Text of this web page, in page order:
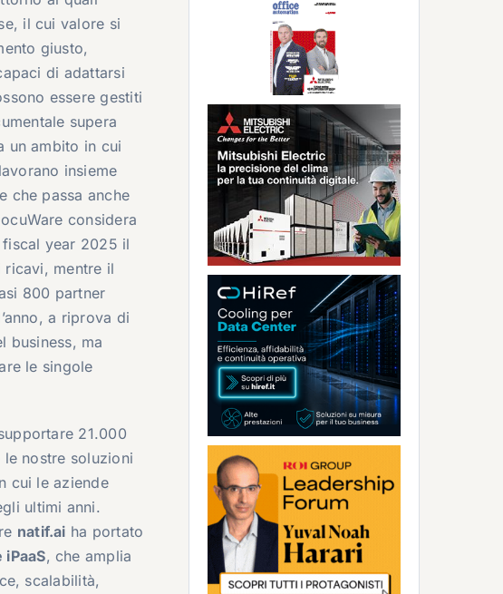
il cui valore si
giusto,
di adattarsi
essere gestiti
supera
un ambito in cui
insieme
che passa anche
considera
year 2025 il
ricavi, mentre il
800 partner
a riprova di
business, ma
le singole
21.000
nostre soluzioni
cui le aziende
ultimi anni.
natif.ai ha portato
iPaaS, che amplia
scalabilità,